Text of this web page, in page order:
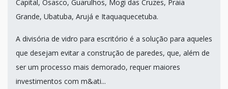
Capital, Osasco, Guarulhos, Mogi das Cruzes, Praia
Grande, Ubatuba, Arujá e Itaquaquecetuba.
A divisória de vidro para escritório é a solução para aqueles
que desejam evitar a construção de paredes, que, além de
ser um processo mais demorado, requer maiores
investimentos com m&ati...